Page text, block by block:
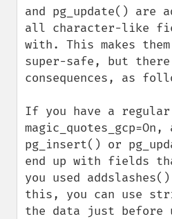
and pg_update() are
all character-like
with. This makes
super-safe, but there
consequences, as
If you have a
pg_insert() or
end up with fields
you used
this, you can use
the data just